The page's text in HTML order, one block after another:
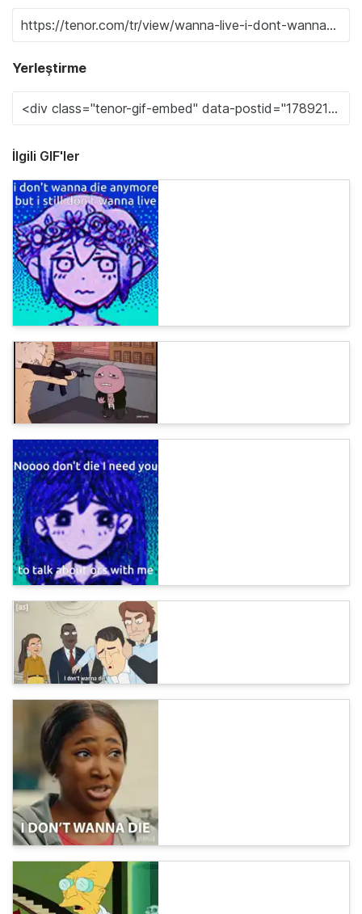
Yerleştirme
İlgili GIF'ler